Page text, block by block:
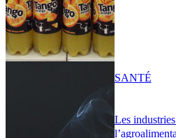
Les
SANTÉ